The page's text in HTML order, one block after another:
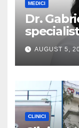
MEDICI
Dr.
AUGUST 5,
CLINICI